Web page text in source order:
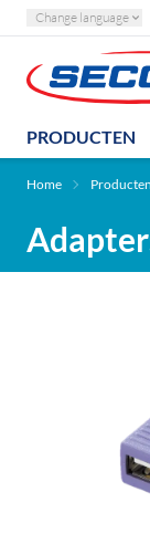
Change language
PRODUCTEN
Home Producten